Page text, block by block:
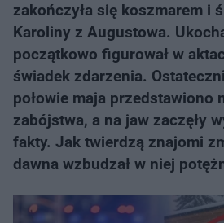
zakończyła się koszmarem i
Karoliny z Augustowa.
początkowo figurował w
świadek zdarzenia.
połowie maja przedstawiono
zabójstwa, a na jaw zaczęły
fakty. Jak twierdzą znajomi
dawna wzbudzał w niej